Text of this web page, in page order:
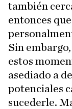
también
entonces que
Sin
estos
asediado a
potenciales
sucederle.